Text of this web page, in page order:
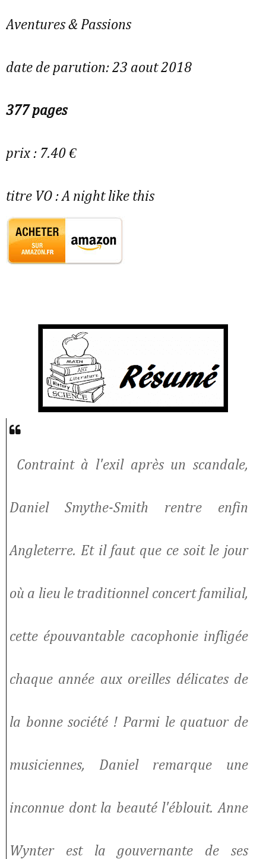
Aventures & Passions
date de parution: 23 aout 2018
377 pages
prix : 7.40 €
titre VO : A night like this
Contraint à l'exil après un scandale,
Daniel Smythe-Smith rentre enfin
Angleterre. Et il faut que ce soit le jour
où a lieu le traditionnel concert familial,
cette épouvantable cacophonie infligée
chaque année aux oreilles délicates de
la bonne société ! Parmi le quatuor de
musiciennes, Daniel remarque une
inconnue dont la beauté l'éblouit. Anne
Wynter est la gouvernante de ses